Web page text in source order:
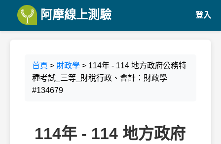
阿摩線上測驗 登入
首頁 > 財政學 > 114年 - 114 地方政府公務特
種考試_三等_財稅行政、會計：財政學
#134679
114年 - 114 地方政府